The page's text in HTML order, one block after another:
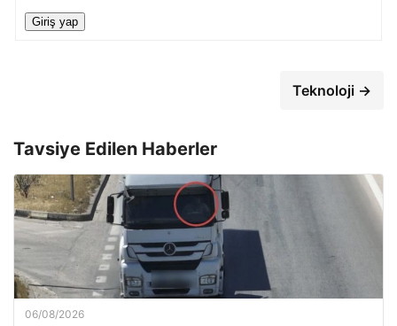
Giriş yap
Teknoloji →
Tavsiye Edilen Haberler
06/08/2026